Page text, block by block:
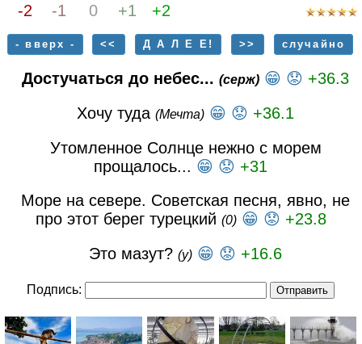
-2 -1 0 +1 +2
- вверх - << Д А Л Е Е! >> случайно
Достучаться до небес... (серж) 😁 😟 +36.3
Хочу туда (Мечта) 😁 😟 +36.1
Утомленное Солнце нежно с морем
прощалось... 😁 😟 +31
Море на севере. Советская песня, явно, не
про этот берег турецкий (0) 😁 😟 +23.8
Это мазут? (у) 😁 😟 +16.6
Подпись: